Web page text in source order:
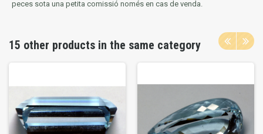
peces sota una petita comissió només en cas de venda.
15 other products in the same category